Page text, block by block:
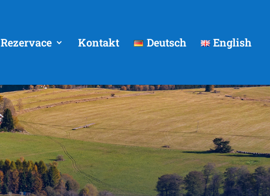
Rezervace Kontakt Deutsch English